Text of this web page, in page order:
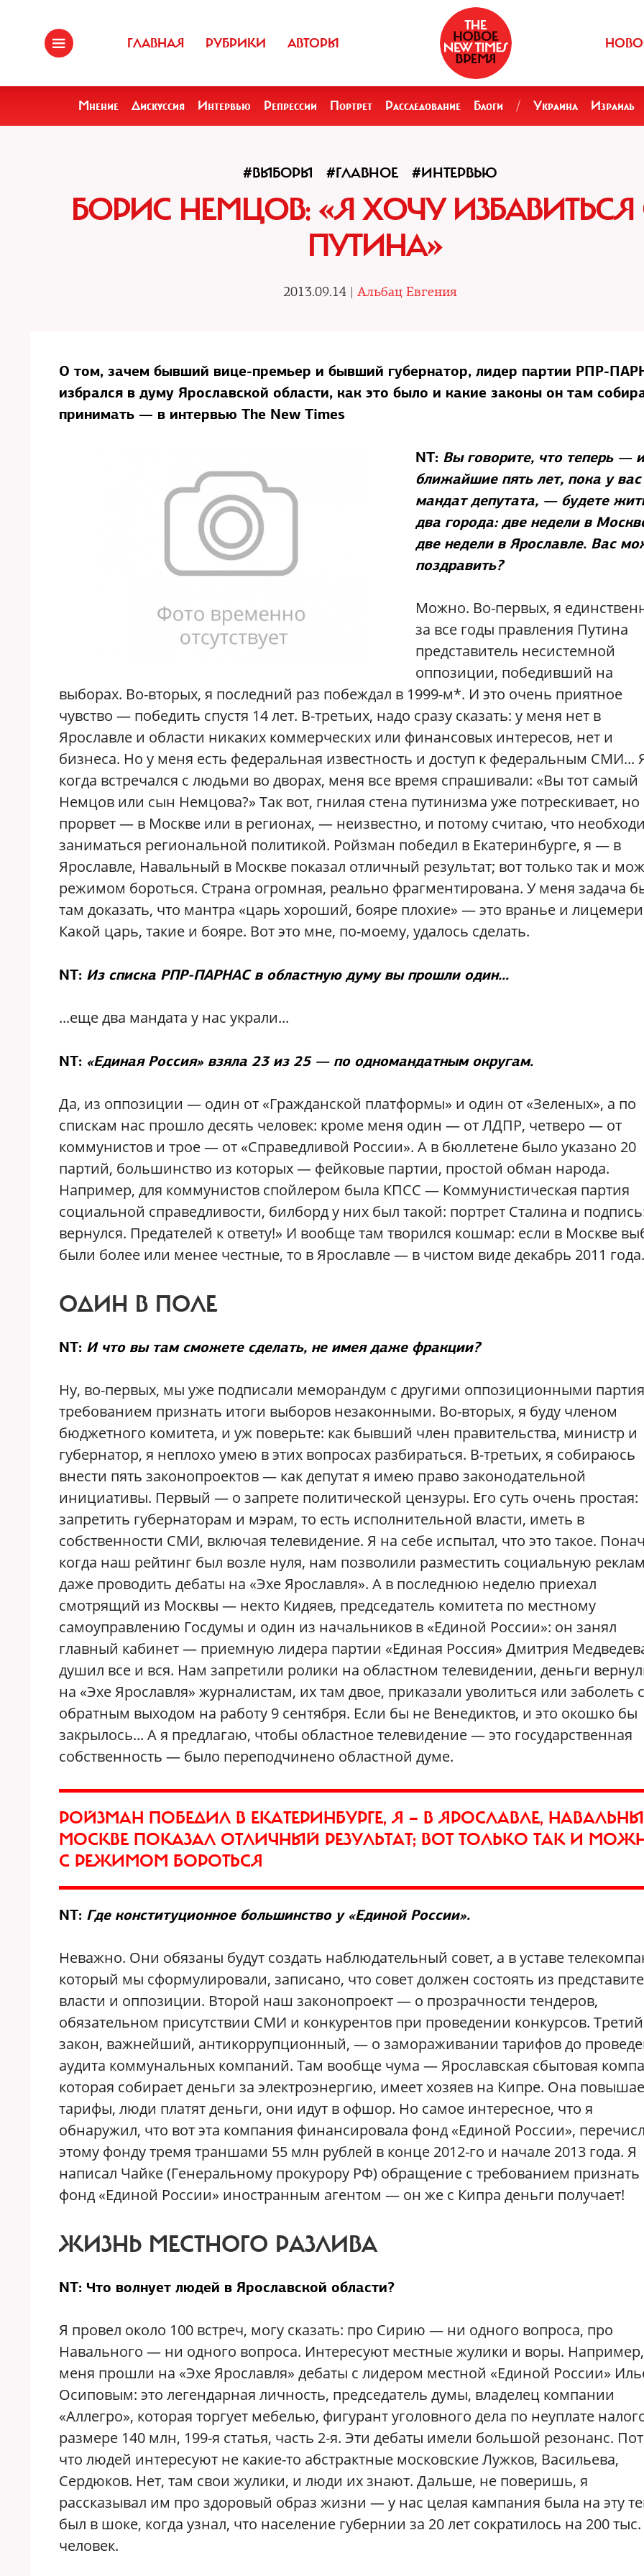
ГЛАВНАЯ РУБРИКИ АВТОРЫ
Мнение Дискуссия Интервью Репрессии Портрет Расследование Блоги / Украина Израиль
#ВЫБОРЫ #ГЛАВНОЕ #ИНТЕРВЬЮ
БОРИС НЕМЦОВ: «Я ХОЧУ ИЗБАВИТЬСЯ
ПУТИНА»
2013.09.14 | Альбац Евгения
О том, зачем бывший вице-премьер и бывший губернатор, лидер партии РПР-
избрался в думу Ярославской области, как это было и какие законы он там
принимать — в интервью The New Times
NT: Вы говорите, что теперь —
ближайшие пять лет, пока у вас
мандат депутата, — будете
два города: две недели в
две недели в Ярославле. Вас
поздравить?
Можно. Во-первых, я
за все годы правления Путина
представитель несистемной
оппозиции, победивший на
выборах. Во-вторых, я последний раз побеждал в 1999-м*. И это очень приятное
чувство — победить спустя 14 лет. В-третьих, надо сразу сказать: у меня нет в
Ярославле и области никаких коммерческих или финансовых интересов, нет и
бизнеса. Но у меня есть федеральная известность и доступ к федеральным СМИ...
когда встречался с людьми во дворах, меня все время спрашивали: «Вы тот самый
Немцов или сын Немцова?» Так вот, гнилая стена путинизма уже потрескивает, но
прорвет — в Москве или в регионах, — неизвестно, и потому считаю, что
заниматься региональной политикой. Ройзман победил в Екатеринбурге, я — в
Ярославле, Навальный в Москве показал отличный результат; вот только так и
режимом бороться. Страна огромная, реально фрагментирована. У меня задача
там доказать, что мантра «царь хороший, бояре плохие» — это вранье и
Какой царь, такие и бояре. Вот это мне, по-моему, удалось сделать.
NT: Из списка РПР-ПАРНАС в областную думу вы прошли один...
...еще два мандата у нас украли...
NT: «Единая Россия» взяла 23 из 25 — по одномандатным округам.
Да, из оппозиции — один от «Гражданской платформы» и один от «Зеленых», а по
спискам нас прошло десять человек: кроме меня один — от ЛДПР, четверо — от
коммунистов и трое — от «Справедливой России». А в бюллетене было указано 20
партий, большинство из которых — фейковые партии, простой обман народа.
Например, для коммунистов спойлером была КПСС — Коммунистическая партия
социальной справедливости, билборд у них был такой: портрет Сталина и
вернулся. Предателей к ответу!» И вообще там творился кошмар: если в Москве
были более или менее честные, то в Ярославле — в чистом виде декабрь 2011 года.
ОДИН В ПОЛЕ
NT: И что вы там сможете сделать, не имея даже фракции?
Ну, во-первых, мы уже подписали меморандум с другими оппозиционными
требованием признать итоги выборов незаконными. Во-вторых, я буду членом
бюджетного комитета, и уж поверьте: как бывший член правительства, министр и
губернатор, я неплохо умею в этих вопросах разбираться. В-третьих, я собираюсь
внести пять законопроектов — как депутат я имею право законодательной
инициативы. Первый — о запрете политической цензуры. Его суть очень простая:
запретить губернаторам и мэрам, то есть исполнительной власти, иметь в
собственности СМИ, включая телевидение. Я на себе испытал, что это такое.
когда наш рейтинг был возле нуля, нам позволили разместить социальную
даже проводить дебаты на «Эхе Ярославля». А в последнюю неделю приехал
смотрящий из Москвы — некто Кидяев, председатель комитета по местному
самоуправлению Госдумы и один из начальников в «Единой России»: он занял
главный кабинет — приемную лидера партии «Единая Россия» Дмитрия
душил все и вся. Нам запретили ролики на областном телевидении, деньги
на «Эхе Ярославля» журналистам, их там двое, приказали уволиться или заболеть с
обратным выходом на работу 9 сентября. Если бы не Венедиктов, и это окошко бы
закрылось... А я предлагаю, чтобы областное телевидение — это государственная
собственность — было переподчинено областной думе.
РОЙЗМАН ПОБЕДИЛ В ЕКАТЕРИНБУРГЕ, Я — В ЯРОСЛАВЛЕ,
МОСКВЕ ПОКАЗАЛ ОТЛИЧНЫЙ РЕЗУЛЬТАТ; ВОТ ТОЛЬКО ТАК И
С РЕЖИМОМ БОРОТЬСЯ
NT: Где конституционное большинство у «Единой России».
Неважно. Они обязаны будут создать наблюдательный совет, а в уставе
который мы сформулировали, записано, что совет должен состоять из
власти и оппозиции. Второй наш законопроект — о прозрачности тендеров,
обязательном присутствии СМИ и конкурентов при проведении конкурсов. Третий
закон, важнейший, антикоррупционный, — о замораживании тарифов до
аудита коммунальных компаний. Там вообще чума — Ярославская сбытовая
которая собирает деньги за электроэнергию, имеет хозяев на Кипре. Она
тарифы, люди платят деньги, они идут в офшор. Но самое интересное, что я
обнаружил, что вот эта компания финансировала фонд «Единой России»,
этому фонду тремя траншами 55 млн рублей в конце 2012-го и начале 2013 года. Я
написал Чайке (Генеральному прокурору РФ) обращение с требованием признать
фонд «Единой России» иностранным агентом — он же с Кипра деньги получает!
ЖИЗНЬ МЕСТНОГО РАЗЛИВА
NT: Что волнует людей в Ярославской области?
Я провел около 100 встреч, могу сказать: про Сирию — ни одного вопроса, про
Навального — ни одного вопроса. Интересуют местные жулики и воры.
меня прошли на «Эхе Ярославля» дебаты с лидером местной «Единой России»
Осиповым: это легендарная личность, председатель думы, владелец компании
«Аллегро», которая торгует мебелью, фигурант уголовного дела по неуплате
размере 140 млн, 199-я статья, часть 2-я. Эти дебаты имели большой резонанс.
что людей интересуют не какие-то абстрактные московские Лужков, Васильева,
Сердюков. Нет, там свои жулики, и люди их знают. Дальше, не поверишь, я
рассказывал им про здоровый образ жизни — у нас целая кампания была на эту
был в шоке, когда узнал, что население губернии за 20 лет сократилось на 200 тыс.
человек.